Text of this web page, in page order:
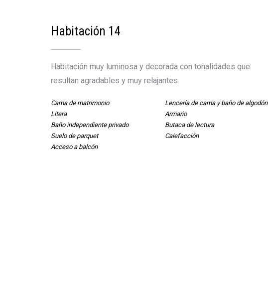
Habitación 14
Habitación muy luminosa y decorada con tonalidades que
resultan agradables y muy relajantes.
Cama de matrimonio
Lencería de cama y baño de algodón
Litera
Armario
Baño independiente privado
Butaca de lectura
Suelo de parquet
Calefacción
Acceso a balcón